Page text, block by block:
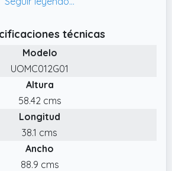
40 x 60 x 90 cm ofrece
archivos y cualquier otra
Y DURADERO. Este armario
fabricado en acero con
en polvo, que es resistente al
duradero.
Se proporcionan
y piezas numeradas
técnicas
Modelo
UOMC012G01
Altura
58.42 cms
Longitud
38.1 cms
Ancho
88.9 cms